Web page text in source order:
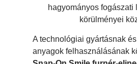
hagyományos fogászati
körülményei
A technológiai gyártásnak
anyagok felhasználásának